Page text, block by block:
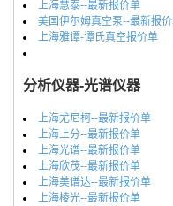
上海慧泰--最新报价单
美国伊尔姆真空泵--最新报
上海雅谭-谭氏真空报价单
分析仪器-光谱仪器
上海尤尼柯--最新报价单
上海上分--最新报价单
上海光谱--最新报价单
上海欣茂--最新报价单
上海美谱达--最新报价单
上海棱光--最新报价单